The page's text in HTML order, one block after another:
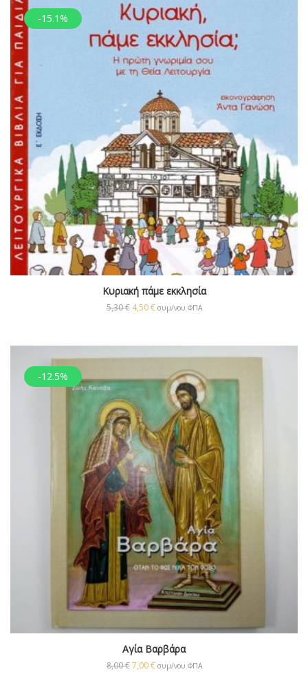
-15.1%
Κυριακή πάμε εκκλησία
5,30€ 4,50€ συμ/νου ΦΠΑ
-12.5%
Αγία Βαρβάρα
8,00€ 7,00€ συμ/νου ΦΠΑ